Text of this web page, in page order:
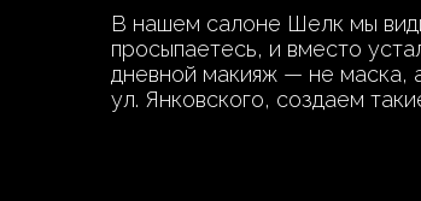
В нашем салоне Шелк мы
просыпаетесь, и вместо
дневной макияж — не маска,
ул. Янковского, создаем